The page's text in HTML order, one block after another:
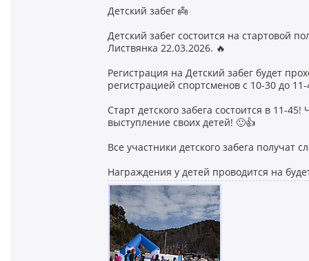
Детский забег 👼
Детский забег состоится на стартовой
Листвянка 22.03.2026. 🔥
Регистрация на Детский забег будет
регистрацией спортсменов с 10-30 до
Старт детского забега состоится в 11-
выступление своих детей! 🙂👍
Все участники детского забега получат
Награждения у детей проводится на